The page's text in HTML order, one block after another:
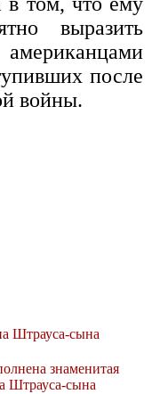
выразить
после
войны.
Штрауса-сына
знаменитая
Штрауса-сына